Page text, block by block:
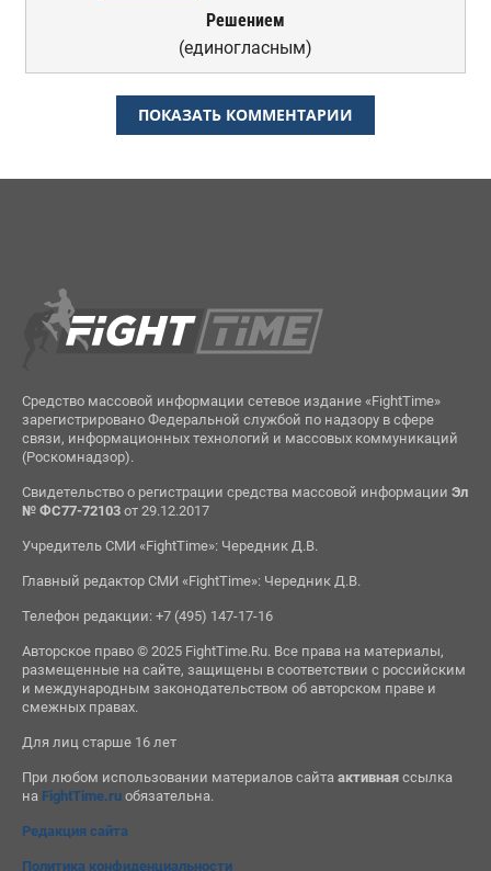
Решением
(единогласным)
ПОКАЗАТЬ КОММЕНТАРИИ
Средство массовой информации сетевое издание «FightTime»
зарегистрировано Федеральной службой по надзору в сфере
связи, информационных технологий и массовых коммуникаций
(Роскомнадзор).
Свидетельство о регистрации средства массовой информации Эл
№ ФС77-72103от 29.12.2017
Учредитель СМИ «FightTime»: Чередник Д.В.
Главный редактор СМИ «FightTime»: Чередник Д.В.
Телефон редакции: +7 (495) 147-17-16
Авторское право © 2025 FightTime.Ru. Все права на материалы,
размещенные на сайте, защищены в соответствии с российским
и международным законодательством об авторском праве и
смежных правах.
Для лиц старше 16 лет
При любом использовании материалов сайта активнаяссылка
на FightTime.ruобязательна.
Редакция сайта
Политика конфиденциальности